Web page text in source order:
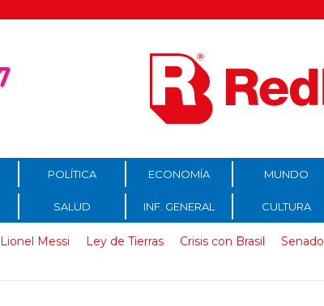
POLÍTICA ECONOMÍA MUNDO
SALUD INF. GENERAL CULTURA
Lionel Messi Ley de Tierras Crisis con Brasil Senado